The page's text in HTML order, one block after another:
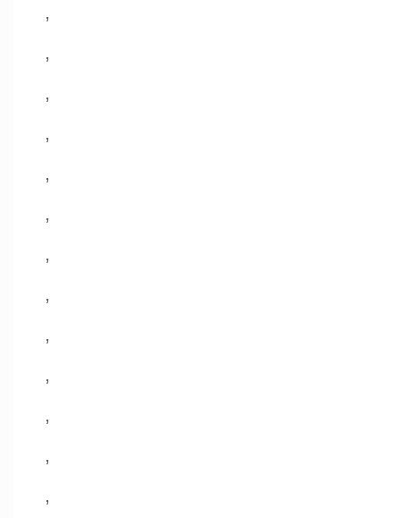
,
,
,
,
,
,
,
,
,
,
,
,
,